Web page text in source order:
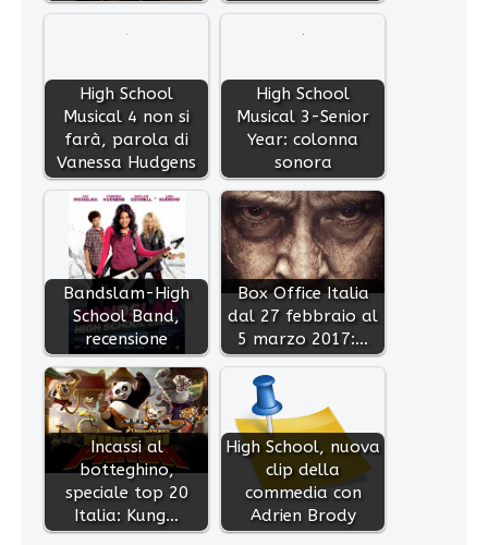
High School
Musical 4 non si
farà, parola di
Vanessa Hudgens
High School
Musical 3-Senior
Year: colonna
sonora
Bandslam-High
School Band,
recensione
Box Office Italia
dal 27 febbraio al
5 marzo 2017:…
Incassi al
botteghino,
speciale top 20
Italia: Kung…
High School, nuova
clip della
commedia con
Adrien Brody